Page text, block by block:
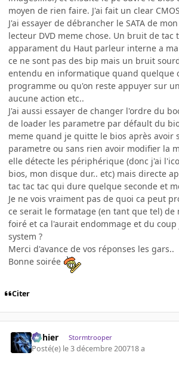
moyen de rien faire. J'ai fait un clear
J'ai essayer de débrancher le SATA de
lecteur DVD meme chose. Un bruit de tac
apparament du Haut parleur interne a
ce ne sont pas des bip mais un bruit
entendu en informatique quand quelque
programme ou qu'on reste appuyer sur
aucune action etc..
J'ai aussi essayer de changer l'ordre du
de loader les parametre par défault du
meme quand je quitte le bios après avoir
parametre ou sans rien avoir modifier la
elle détecte les périphérique (donc j'ai
bios, mon disque dur.. etc) mais directe
tac tac tac qui dure quelque seconde et
Je ne vois vraiment pas de quoi ca peut
ce serait le formatage (en tant que tel) de
foiré et ca l'aurait endommage et du
system ?
Merci d'avance de vos réponses les gars..
Bonne soirée
Citer
dohier Stormtrooper
Posté(e) le 3 décembre 200718 a